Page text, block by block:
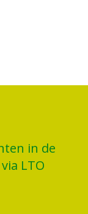
in de
via LTO